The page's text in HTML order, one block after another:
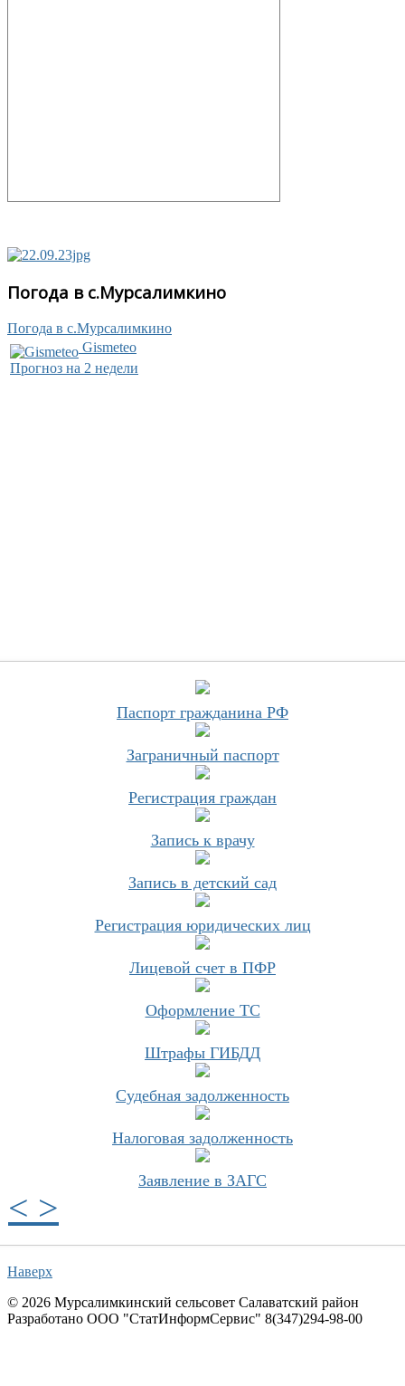
Погода в с.Мурсалимкино
Погода в с.Мурсалимкино
Gismeteo
Прогноз на 2 недели
Паспорт гражданина РФ
Заграничный паспорт
Регистрация граждан
Запись к врачу
Запись в детский сад
Регистрация юридических лиц
Лицевой счет в ПФР
Оформление ТС
Штрафы ГИБДД
Судебная задолженность
Налоговая задолженность
Заявление в ЗАГС
< >
Наверх
© 2026 Мурсалимкинский сельсовет Cалаватский район
Разработано ООО "СтатИнформСервис" 8(347)294-98-00